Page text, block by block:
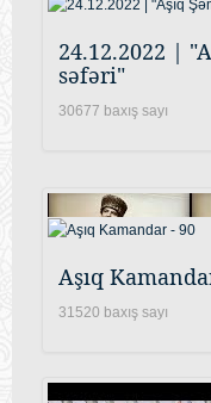
24.12.2022 |
səfəri"
30677 baxış sayı
Aşıq
31520 baxış sayı